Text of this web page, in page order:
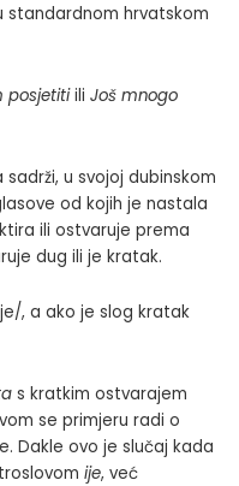
standardnom hrvatskom
posjetitiili Još mnogo
u svojoj dubinskom
od kojih je nastala
ili ostvaruje prema
dug ili je kratak.
, a ako je slog kratak
s kratkim ostvarajem
se primjeru radi o
Dakle ovo je slučaj kada
ije, već